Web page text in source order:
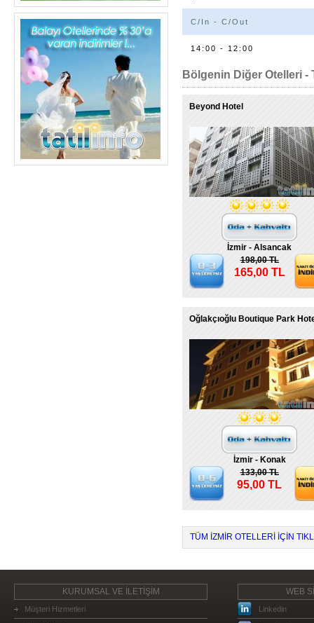
C/In - C/Out
14:00 - 12:00
Bölgenin Diğer Otelleri -
Beyond Hotel
İzmir - Alsancak
198,00 TL
165,00 TL
Oğlakçıoğlu Boutique Park
İzmir - Konak
133,00 TL
95,00 TL
TÜM İZMIR OTELLERI IÇIN
KURUMSAL VE İLETİŞİM
Müşteri Hizmetleri
WEB
Linkedin